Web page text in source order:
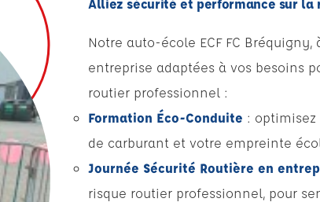
Alliez sécurité et performance sur la
Notre auto-école ECF FC
entreprise adaptées à vos besoins
routier professionnel :
Formation Éco-Conduite : optimisez
de carburant et votre empreinte
Journée Sécurité Routière en
risque routier professionnel, pour